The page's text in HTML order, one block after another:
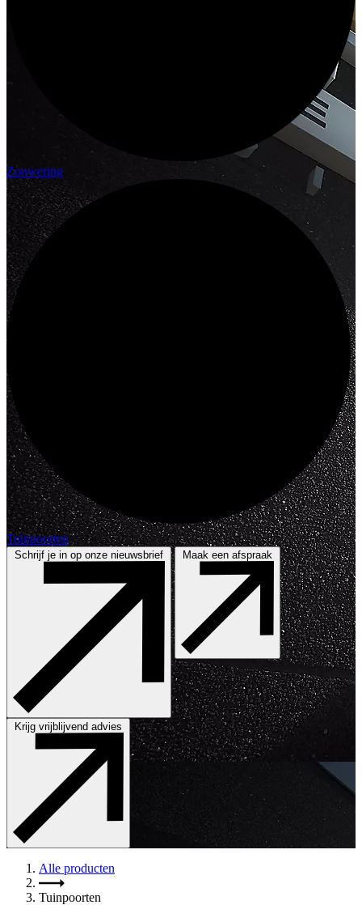
Zonwering
Tuinpoorten
Schrijf je in op onze nieuwsbrief Maak een afspraak
Krijg vrijblijvend advies
Alle producten
Tuinpoorten